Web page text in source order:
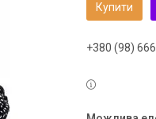
Купити
+380 (98)